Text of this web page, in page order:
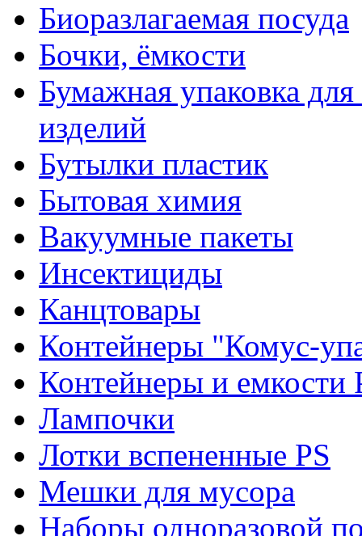
Биоразлагаемая посуда
Бочки, ёмкости
Бумажная упаковка
изделий
Бутылки пластик
Бытовая химия
Вакуумные пакеты
Инсектициды
Канцтовары
Контейнеры "Комус-
Контейнеры и емкости
Лампочки
Лотки вспененные PS
Мешки для мусора
Наборы одноразовой